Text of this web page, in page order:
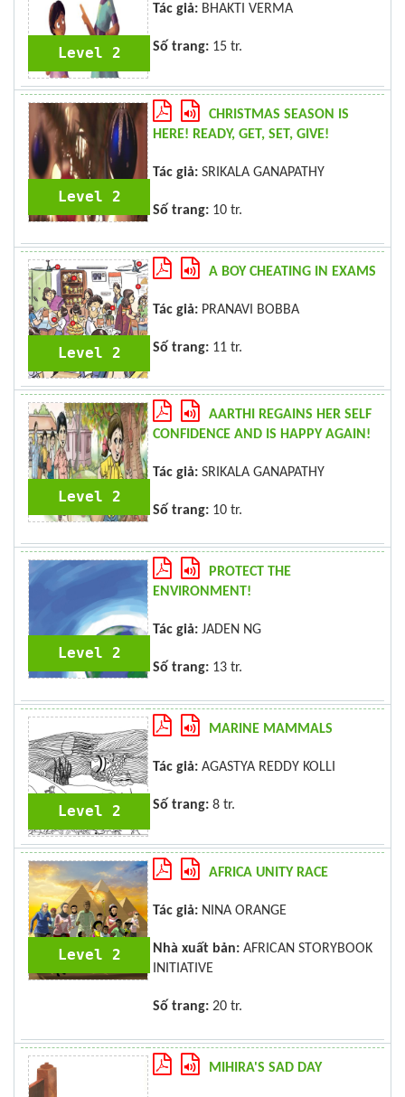
Level 2
Tác giả: BHAKTI VERMA
Số trang: 15 tr.
Level 2
CHRISTMAS SEASON IS
HERE! READY, GET, SET, GIVE!
Tác giả: SRIKALA GANAPATHY
Số trang: 10 tr.
Level 2
A BOY CHEATING IN EXAMS
Tác giả: PRANAVI BOBBA
Số trang: 11 tr.
Level 2
AARTHI REGAINS HER SELF
CONFIDENCE AND IS HAPPY AGAIN!
Tác giả: SRIKALA GANAPATHY
Số trang: 10 tr.
Level 2
PROTECT THE
ENVIRONMENT!
Tác giả: JADEN NG
Số trang: 13 tr.
Level 2
MARINE MAMMALS
Tác giả: AGASTYA REDDY KOLLI
Số trang: 8 tr.
Level 2
AFRICA UNITY RACE
Tác giả: NINA ORANGE
Nhà xuất bản: AFRICAN STORYBOOK
INITIATIVE
Số trang: 20 tr.
MIHIRA'S SAD DAY